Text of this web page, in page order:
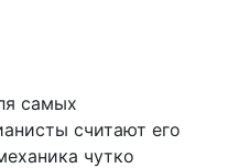
самых
считают его
чутко